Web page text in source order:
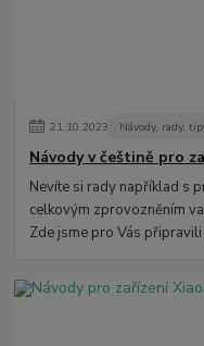
21.10.2023 Návody, rady,
Návody v češtině pro
Nevíte si rady například s
celkovým zprovozněním
Zde jsme pro Vás